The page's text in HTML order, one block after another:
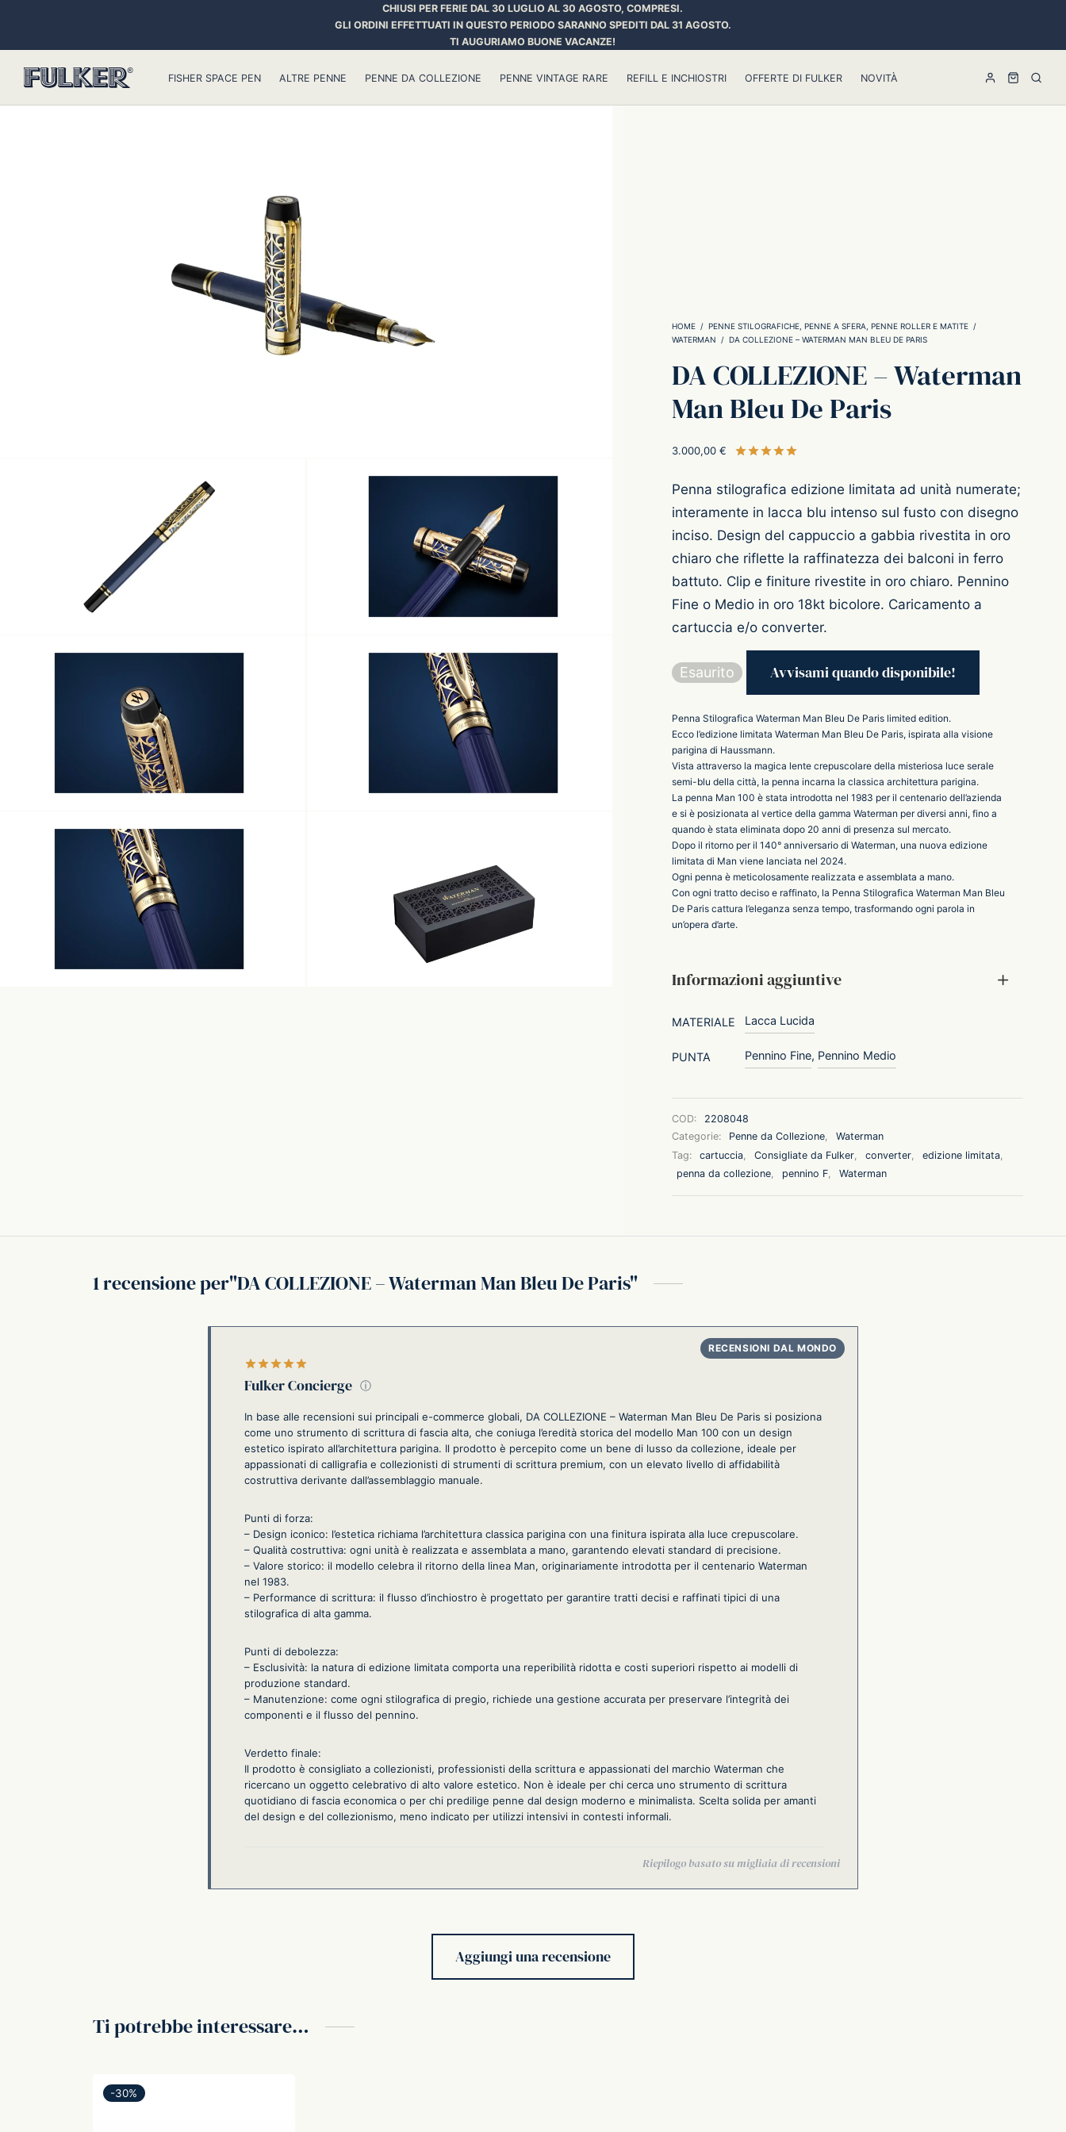
CHIUSI PER FERIE DAL 30 LUGLIO AL 30 AGOSTO, COMPRESI.
GLI ORDINI EFFETTUATI IN QUESTO PERIODO SARANNO SPEDITI DAL 31 AGOSTO.
TI AUGURIAMO BUONE VACANZE!
FISHER SPACE PEN ALTRE PENNE PENNE DA COLLEZIONE PENNE VINTAGE RARE REFILL E INCHIOSTRI OFFERTE DI FULKER NOVITÀ
HOME / PENNE STILOGRAFICHE, PENNE A SFERA, PENNE ROLLER E MATITE
/
WATERMAN
/ DA COLLEZIONE – WATERMAN MAN BLEU DE PARIS
DA COLLEZIONE – Waterman
Man Bleu De Paris
3.000,00 €
Penna stilografica edizione limitata ad unità numerate;
interamente in lacca blu intenso sul fusto con disegno
inciso. Design del cappuccio a gabbia rivestita in oro
chiaro che riflette la raffinatezza dei balconi in ferro
battuto. Clip e finiture rivestite in oro chiaro. Pennino
Fine o Medio in oro 18kt bicolore. Caricamento a
cartuccia e/o converter.
Esaurito
Penna Stilografica Waterman Man Bleu De Paris limited edition.
Ecco l’edizione limitata Waterman Man Bleu De Paris, ispirata alla visione
parigina di Haussmann.
Vista attraverso la magica lente crepuscolare della misteriosa luce serale
semi-blu della città, la penna incarna la classica architettura parigina.
La penna Man 100 è stata introdotta nel 1983 per il centenario dell’azienda
e si è posizionata al vertice della gamma Waterman per diversi anni, fino a
quando è stata eliminata dopo 20 anni di presenza sul mercato.
Dopo il ritorno per il 140° anniversario di Waterman, una nuova edizione
limitata di Man viene lanciata nel 2024.
Ogni penna è meticolosamente realizzata e assemblata a mano.
Con ogni tratto deciso e raffinato, la Penna Stilografica Waterman Man Bleu
De Paris cattura l’eleganza senza tempo, trasformando ogni parola in
un’opera d’arte.
Informazioni aggiuntive
MATERIALE Lacca Lucida
PUNTA Pennino Fine, Pennino Medio
COD:
2208048
Categorie:
Penne da Collezione,
Waterman
Tag:
cartuccia, Consigliate da Fulker, converter, edizione limitata,
penna da collezione, pennino F, Waterman
1 recensione per DA COLLEZIONE – Waterman Man Bleu De Paris
Fulker Concierge ⓘ
In base alle recensioni sui principali e-commerce globali, DA COLLEZIONE – Waterman Man Bleu De Paris si posiziona
come uno strumento di scrittura di fascia alta, che coniuga l’eredità storica del modello Man 100 con un design
estetico ispirato all’architettura parigina. Il prodotto è percepito come un bene di lusso da collezione, ideale per
appassionati di calligrafia e collezionisti di strumenti di scrittura premium, con un elevato livello di affidabilità
costruttiva derivante dall’assemblaggio manuale.
Punti di forza:
– Design iconico: l’estetica richiama l’architettura classica parigina con una finitura ispirata alla luce crepuscolare.
– Qualità costruttiva: ogni unità è realizzata e assemblata a mano, garantendo elevati standard di precisione.
– Valore storico: il modello celebra il ritorno della linea Man, originariamente introdotta per il centenario Waterman
nel 1983.
– Performance di scrittura: il flusso d’inchiostro è progettato per garantire tratti decisi e raffinati tipici di una
stilografica di alta gamma.
Punti di debolezza:
– Esclusività: la natura di edizione limitata comporta una reperibilità ridotta e costi superiori rispetto ai modelli di
produzione standard.
– Manutenzione: come ogni stilografica di pregio, richiede una gestione accurata per preservare l’integrità dei
componenti e il flusso del pennino.
Verdetto finale:
Il prodotto è consigliato a collezionisti, professionisti della scrittura e appassionati del marchio Waterman che
ricercano un oggetto celebrativo di alto valore estetico. Non è ideale per chi cerca uno strumento di scrittura
quotidiano di fascia economica o per chi predilige penne dal design moderno e minimalista. Scelta solida per amanti
del design e del collezionismo, meno indicato per utilizzi intensivi in contesti informali.
Aggiungi una recensione
Ti potrebbe interessare…
-30%